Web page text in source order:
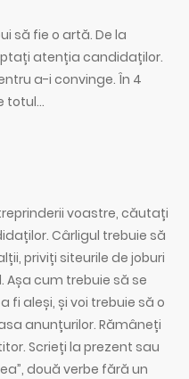
să fie o artă. De la
atenția candidaților.
a-i convinge. În 4
totul…
voastre, căutați
Cârligul trebuie să
priviți siteurile de joburi
cum trebuie să se
aleși, și voi trebuie să o
anunțurilor. Rămâneți
Scrieți la prezent sau
două verbe fără un